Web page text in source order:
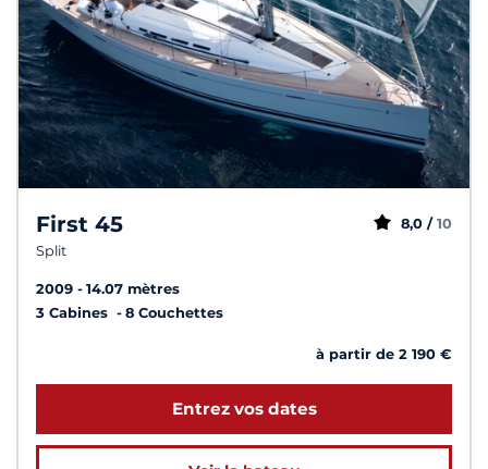
First 45
Split
8,0 / 10
2009
14.07 mètres
3 Cabines
8 Couchettes
à partir de 2 190 €
Entrez vos dates